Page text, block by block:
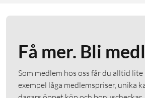
Få mer. Bli
Som medlem hos oss får du alltid lite
exempel låga medlemspriser, unika